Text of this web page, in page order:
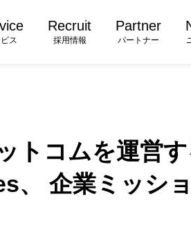
ス
Recruit
採用情報
Partner
パートナー
トコムを運営
、 企業ミッシ